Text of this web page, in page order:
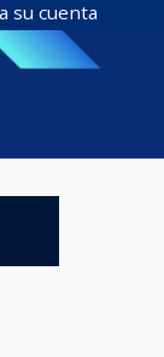
su cuenta